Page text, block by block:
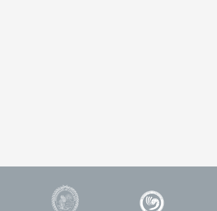
Universidad
de
Costa
Enlace
1